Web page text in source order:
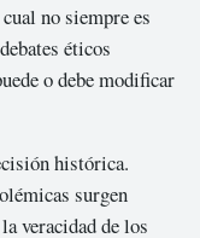
no siempre es
éticos
o debe modificar
histórica.
surgen
veracidad de los